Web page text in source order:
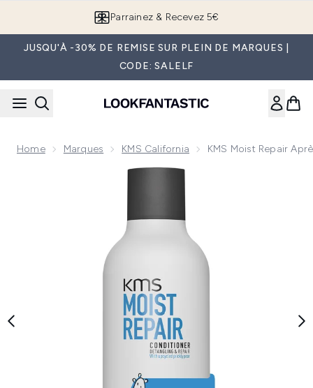
Parrainez & Recevez 5€
JUSQU'À -30% DE REMISE SUR PLEIN DE MARQUES |
CODE: SALELF
Home Marques KMS California KMS Moist Repair
Now showing image 1 KMS Moist Repair Après-Shampoing